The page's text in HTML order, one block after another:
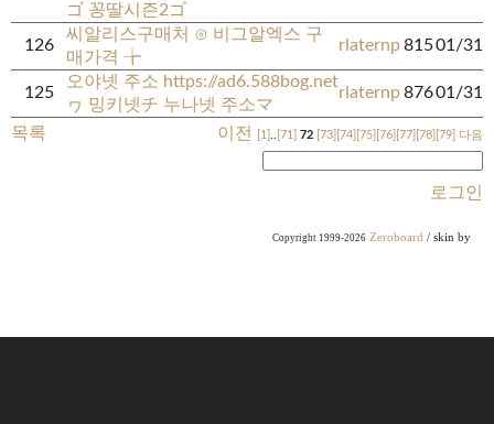
ゴ 꽁딸시즌2ゴ
126
씨알리스구매처 ⊙ 비그알엑스 구
매가격 ╆
rlaternp81501/31
125
오야넷 주소 https://ad6.588bog.net
ヮ 밍키넷チ 누나넷 주소マ
rlaternp87601/31
목록 이전 [1] [71] 72 [73] [74] [75] [76] [77] [78] [79] 다음
로그인
Copyright 1999-2026 Zeroboard / skin by